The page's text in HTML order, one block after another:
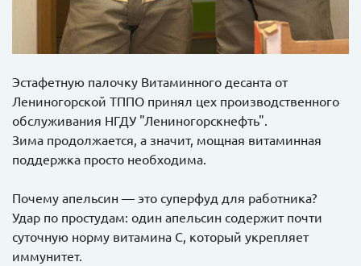
Эстафетную палочку Витаминного десанта от
Лениногорской ТППО принял цех производственного
обслуживания НГДУ "Лениногорскнефть".
Зима продолжается, а значит, мощная витаминная
поддержка просто необходима.
Почему апельсин — это суперфуд для работника?
Удар по простудам: один апельсин содержит почти
суточную норму витамина С, который укрепляет
иммунитет.